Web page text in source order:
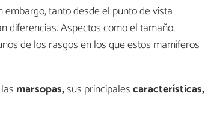
tanto desde el punto de vista
diferencias. Aspectos como el tamaño,
de los rasgos en los que estos mamíferos
marsopas,sus principalescaracterísticas,